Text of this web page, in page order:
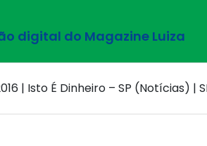
digital do Magazine Luiza
| Isto É Dinheiro – SP (Notícias) |